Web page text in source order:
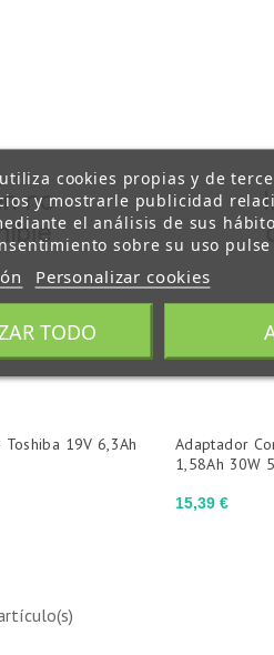
19V 6,3Ah
Precio
15,39 €
Adaptador
1,58Ah 30W
cookies propias y de
y mostrarle publicidad
el análisis de sus
sobre su uso
Personalizar cookies
TODO